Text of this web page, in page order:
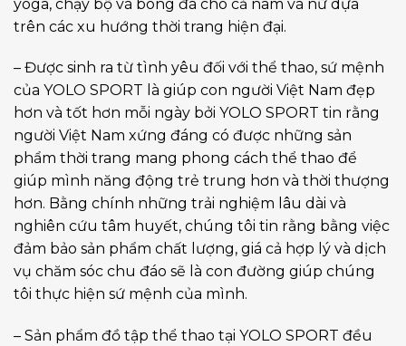
yoga, chạy bộ và bóng đá cho cả nam và nữ dựa
trên các xu hướng thời trang hiện đại.
– Được sinh ra từ tình yêu đối với thể thao, sứ mệnh
của YOLO SPORT là giúp con người Việt Nam đẹp
hơn và tốt hơn mỗi ngày bởi YOLO SPORT tin rằng
người Việt Nam xứng đáng có được những sản
phẩm thời trang mang phong cách thể thao để
giúp mình năng động trẻ trung hơn và thời thượng
hơn. Bằng chính những trải nghiệm lâu dài và
nghiên cứu tâm huyết, chúng tôi tin rằng bằng việc
đảm bảo sản phẩm chất lượng, giá cả hợp lý và dịch
vụ chăm sóc chu đáo sẽ là con đường giúp chúng
tôi thực hiện sứ mệnh của mình.
– Sản phẩm đồ tập thể thao tại YOLO SPORT đều